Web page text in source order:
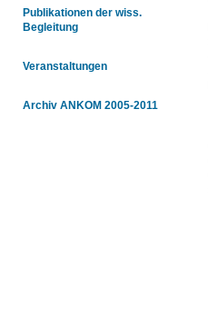
Publikationen der wiss.
Begleitung
Veranstaltungen
Archiv ANKOM 2005-2011